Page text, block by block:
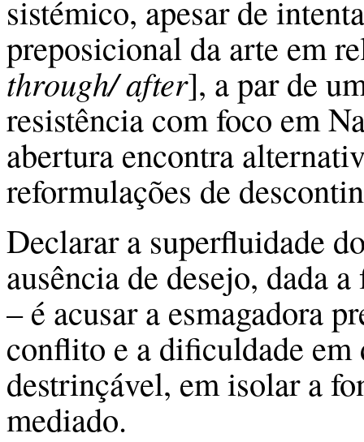
sistémico, apesar de
preposicional da arte em
through/ after], a par de
resistência com foco em
abertura encontra
reformulações de
Declarar a superfluidade
ausência de desejo, dada
– é acusar a esmagadora
conflito e a dificuldade em
destrinçável, em isolar a
mediado.